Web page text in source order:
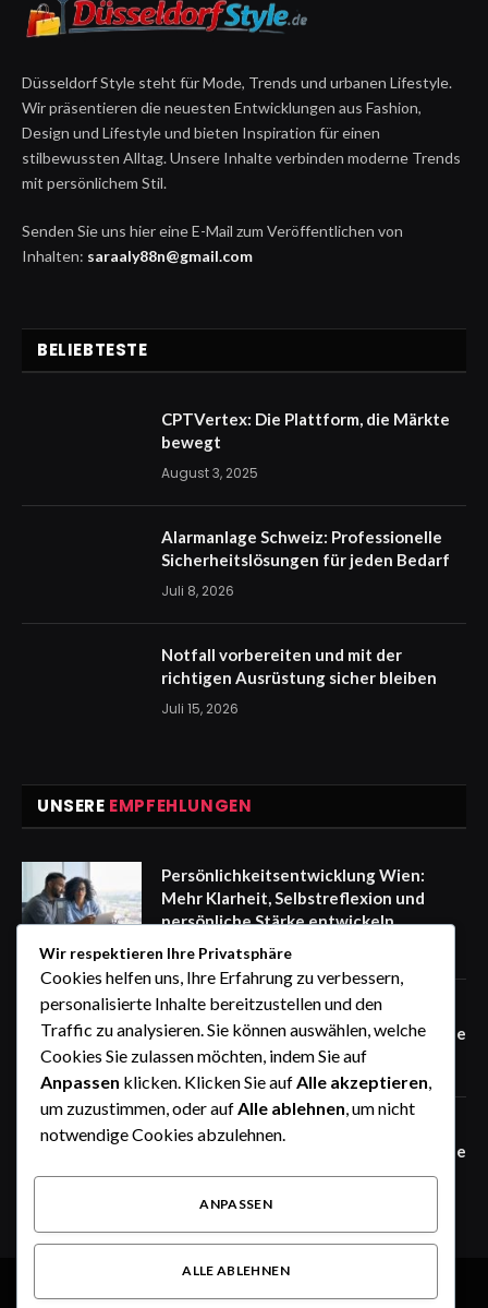
Düsseldorf Style steht für Mode, Trends und urbanen Lifestyle.
Wir präsentieren die neuesten Entwicklungen aus Fashion,
Design und Lifestyle und bieten Inspiration für einen
stilbewussten Alltag. Unsere Inhalte verbinden moderne Trends
mit persönlichem Stil.
Senden Sie uns hier eine E-Mail zum Veröffentlichen von
Inhalten: saraaly88n@gmail.com
BELIEBTESTE
CPTVertex: Die Plattform, die Märkte
bewegt
August 3, 2025
Alarmanlage Schweiz: Professionelle
Sicherheitslösungen für jeden Bedarf
Juli 8, 2026
Notfall vorbereiten und mit der
richtigen Ausrüstung sicher bleiben
Juli 15, 2026
UNSERE EMPFEHLUNGEN
Persönlichkeitsentwicklung Wien:
Mehr Klarheit, Selbstreflexion und
persönliche Stärke entwickeln
August 9, 2026
Wäschereibedarf Großhandel für
Wäschereien und gewerbliche Betriebe
August 9, 2026
Industriewäscherei Ausstattung für
leistungsstarke und effiziente Betriebe
August 9, 2026
Wir respektieren Ihre Privatsphäre
Cookies helfen uns, Ihre Erfahrung zu verbessern,
personalisierte Inhalte bereitzustellen und den
Traffic zu analysieren. Sie können auswählen, welche
Cookies Sie zulassen möchten, indem Sie auf
Anpassen klicken. Klicken Sie aufAlle akzeptieren,
um zuzustimmen, oder aufAlle ablehnen, um nicht
notwendige Cookies abzulehnen.
ANPASSEN
ALLE ABLEHNEN